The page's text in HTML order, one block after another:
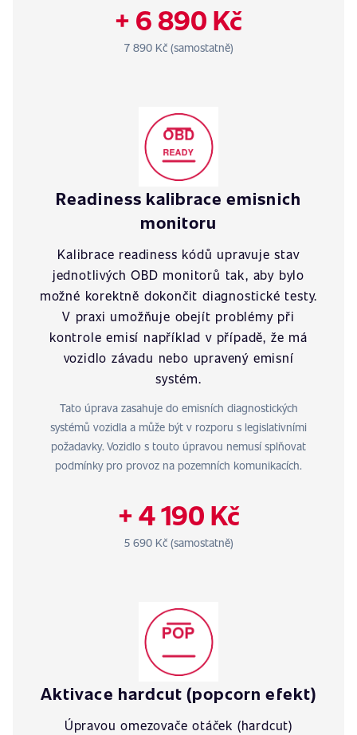
+ 6 890 Kč
7 890 Kč (samostatně)
Readiness kalibrace emisnich
monitoru
Kalibrace readiness kódů upravuje stav
jednotlivých OBD monitorů tak, aby bylo
možné korektně dokončit diagnostické testy.
V praxi umožňuje obejít problémy při
kontrole emisí například v případě, že má
vozidlo závadu nebo upravený emisní
systém.
Tato úprava zasahuje do emisních diagnostických
systémů vozidla a může být v rozporu s legislativními
požadavky. Vozidlo s touto úpravou nemusí splňovat
podmínky pro provoz na pozemních komunikacích.
+ 4 190 Kč
5 690 Kč (samostatně)
Aktivace hardcut (popcorn efekt)
Úpravou omezovače otáček (hardcut)